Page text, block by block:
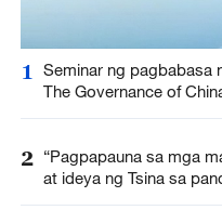
1
Seminar ng pagbabasa
The Governance of
2 “Pagpapauna sa mga
at ideya ng Tsina sa